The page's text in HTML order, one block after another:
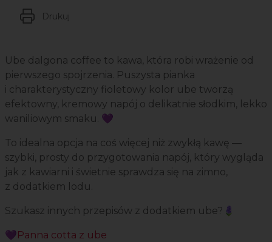
Drukuj
Ube dalgona coffee to kawa, która robi wrażenie od
pierwszego spojrzenia. Puszysta pianka
i charakterystyczny fioletowy kolor ube tworzą
efektowny, kremowy napój o delikatnie słodkim, lekko
waniliowym smaku. 💜
To idealna opcja na coś więcej niż zwykłą kawę —
szybki, prosty do przygotowania napój, który wygląda
jak z kawiarni i świetnie sprawdza się na zimno,
z dodatkiem lodu.
Szukasz innych przepisów z dodatkiem ube?🪻
💜Panna cotta z ube